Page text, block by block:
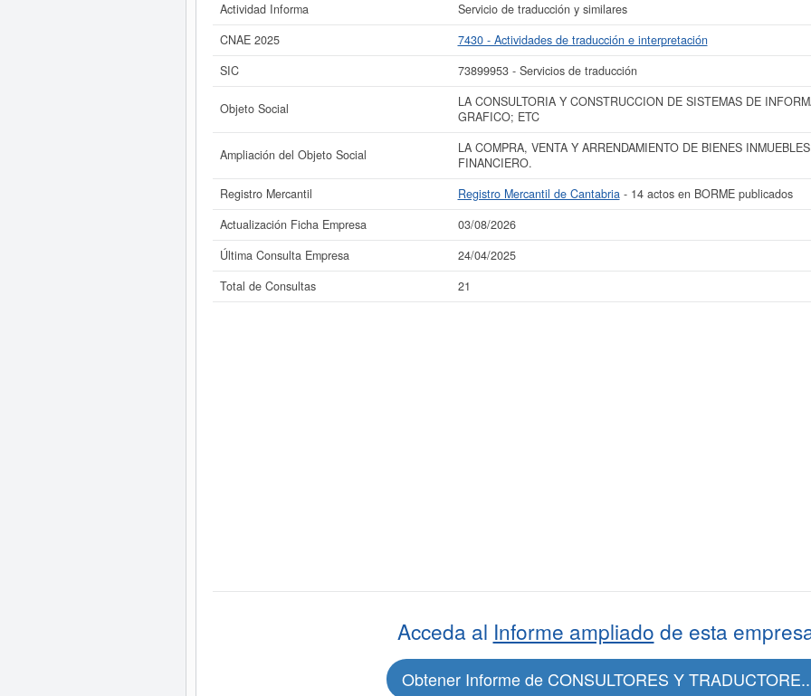
Actividad Informa
Servicio de traducción y similares
CNAE 2025
7430 - Actividades de traducción e interpretación
SIC
73899953 - Servicios de traducción
Objeto Social
LA CONSULTORIA Y CONSTRUCCION DE SISTEMAS DE
GRAFICO; ETC
Ampliación del Objeto Social
LA COMPRA, VENTA Y ARRENDAMIENTO DE BIENES
FINANCIERO.
Registro Mercantil
Registro Mercantil de Cantabria- 14 actos en BORME publicados
Actualización Ficha Empresa
03/08/2026
Última Consulta Empresa
24/04/2025
Total de Consultas
21
Acceda al Informe ampliado de esta
Obtener Informe de CONSULTORES Y